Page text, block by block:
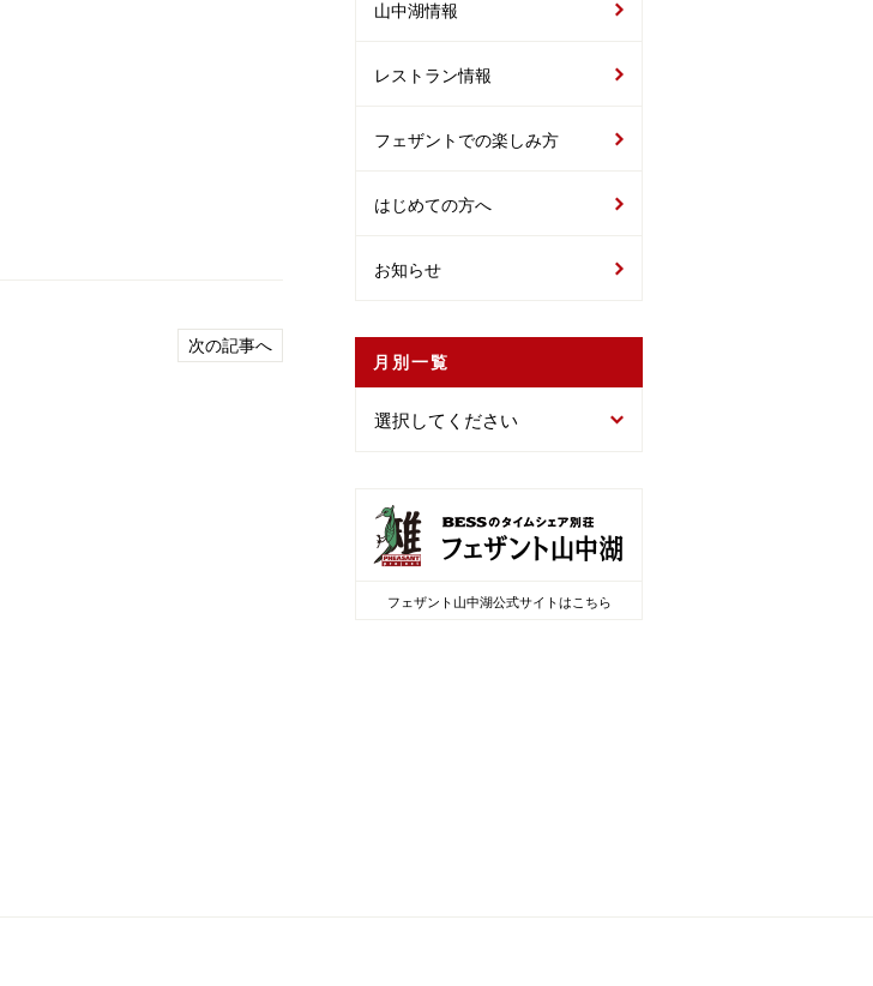
次の記事へ
山中湖情報
レストラン情報
フェザントでの楽しみ方
はじめての方へ
お知らせ
月別一覧
フェザント山中湖公式サイトはこちら